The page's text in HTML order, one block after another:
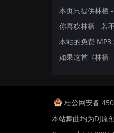
本页只提供林栖
你喜欢林栖 - 若
本站的免费 MP3
如果这首《林栖
桂公网安备
本站舞曲均为DJ原